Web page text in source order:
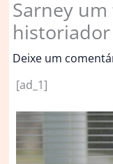
Sarney
historiador
Deixe um
[ad_1]